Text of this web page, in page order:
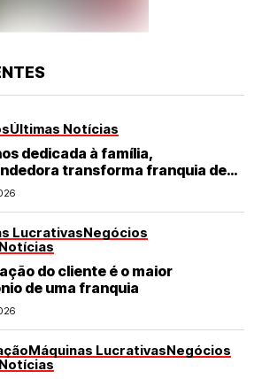
Últimas Notícias
dedicada à família,
transforma franquia de
negócio de destaque no RN
LucrativasNegócios
do cliente é o maior
de uma franquia
Máquinas LucrativasNegócios